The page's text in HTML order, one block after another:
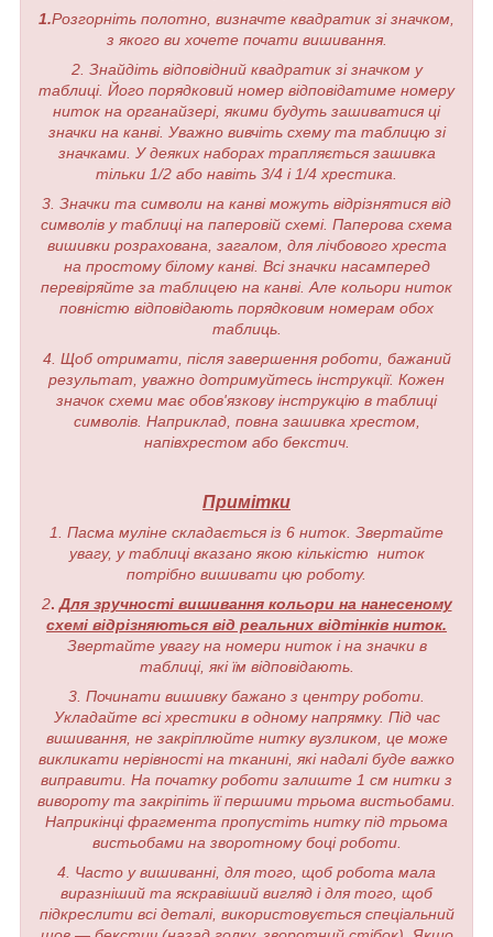
1.Розгорніть полотно, визначте квадратик зі значком,
з якого ви хочете почати вишивання.
2. Знайдіть відповідний квадратик зі значком у
таблиці. Його порядковий номер відповідатиме номеру
ниток на органайзері, якими будуть зашиватися ці
значки на канві. Уважно вивчіть схему та таблицю зі
значками. У деяких наборах трапляється зашивка
тільки 1/2 або навіть 3/4 і 1/4 хрестика.
3. Значки та символи на канві можуть відрізнятися від
символів у таблиці на паперовій схемі. Паперова схема
вишивки розрахована, загалом, для лічбового хреста
на простому білому канві. Всі значки насамперед
перевіряйте за таблицею на канві. Але кольори ниток
повністю відповідають порядковим номерам обох
таблиць.
4. Щоб отримати, після завершення роботи, бажаний
результат, уважно дотримуйтесь інструкції. Кожен
значок схеми має обов'язкову інструкцію в таблиці
символів. Наприклад, повна зашивка хрестом,
напівхрестом або бекстич.
Примітки
1. Пасма муліне складається із 6 ниток. Звертайте
увагу, у таблиці вказано якою кількістю ниток
потрібно вишивати цю роботу.
2. Для зручності вишивання кольори на нанесеному
схемі відрізняються від реальних відтінків ниток.
Звертайте увагу на номери ниток і на значки в
таблиці, які їм відповідають.
3. Починати вишивку бажано з центру роботи.
Укладайте всі хрестики в одному напрямку. Під час
вишивання, не закріплюйте нитку вузликом, це може
викликати нерівності на тканині, які надалі буде важко
виправити. На початку роботи залиште 1 см нитки з
вивороту та закріпіть її першими трьома вистьобами.
Наприкінці фрагмента пропустіть нитку під трьома
вистьобами на зворотному боці роботи.
4. Часто у вишиванні, для того, щоб робота мала
виразніший та яскравіший вигляд і для того, щоб
підкреслити всі деталі, використовується спеціальний